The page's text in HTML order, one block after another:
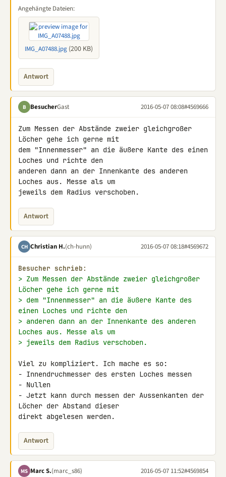
Angehängte Dateien:
IMG_A07488.jpg (200 KB)
Antwort
B BesucherGast 2016-05-07 08:08#4569666
Zum Messen der Abstände zweier gleichgroßer
Löcher gehe ich gerne mit
dem "Innenmesser" an die äußere Kante des einen
Loches und richte den
anderen dann an der Innenkante des anderen
Loches aus. Messe als um
jeweils dem Radius verschoben.
Antwort
CH Christian H.(ch-hunn) 2016-05-07 08:18#4569672
Besucher schrieb:
> Zum Messen der Abstände zweier gleichgroßer
Löcher gehe ich gerne mit
> dem "Innenmesser" an die äußere Kante des
einen Loches und richte den
> anderen dann an der Innenkante des anderen
Loches aus. Messe als um
> jeweils dem Radius verschoben.
Viel zu kompliziert. Ich mache es so:
- Innendruchmesser des ersten Loches messen
- Nullen
- Jetzt kann durch messen der Aussenkanten der
Löcher der Abstand dieser
direkt abgelesen werden.
Antwort
MS Marc S.(marc_s86) 2016-05-07 11:52#4569854